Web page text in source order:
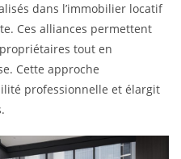
dans l’immobilier locatif
Ces alliances permettent
tout en
Cette approche
professionnelle et élargit